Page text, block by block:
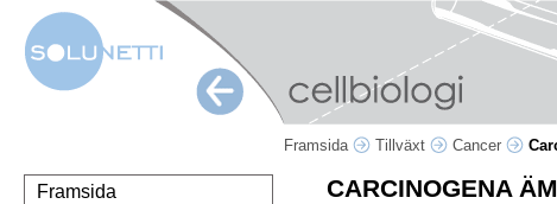
Framsida Tillväxt Cancer
Framsida
CARCINOGENA